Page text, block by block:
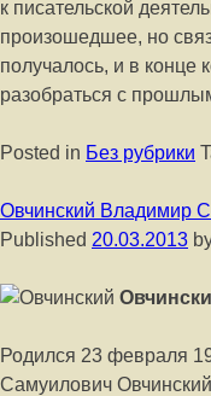
к писательской
произошедшее, но
получалось, и в конце
разобраться с
Posted in Без рубрики
Овчинский Владимир
Published 20.03.2013
Родился 23 февраля
Самуилович